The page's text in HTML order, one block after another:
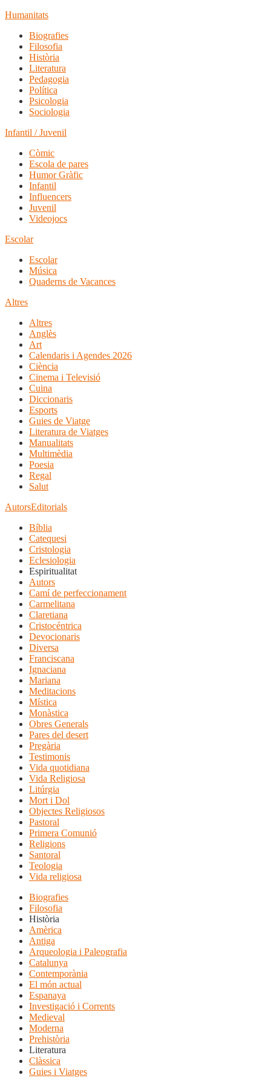
Humanitats
Biografies
Filosofia
Història
Literatura
Pedagogia
Política
Psicologia
Sociologia
Infantil / Juvenil
Còmic
Escola de pares
Humor Gràfic
Infantil
Influencers
Juvenil
Videojocs
Escolar
Escolar
Música
Quaderns de Vacances
Altres
Altres
Anglès
Art
Calendaris i Agendes 2026
Ciència
Cinema i Televisió
Cuina
Diccionaris
Esports
Guies de Viatge
Literatura de Viatges
Manualitats
Multimèdia
Poesia
Regal
Salut
AutorsEditorials
Bíblia
Catequesi
Cristologia
Eclesiologia
Espiritualitat
Autors
Camí de perfeccionament
Carmelitana
Claretiana
Cristocéntrica
Devocionaris
Diversa
Franciscana
Ignaciana
Mariana
Meditacions
Mística
Monàstica
Obres Generals
Pares del desert
Pregària
Testimonis
Vida quotidiana
Vida Religiosa
Litúrgia
Mort i Dol
Objectes Religiosos
Pastoral
Primera Comunió
Religions
Santoral
Teologia
Vida religiosa
Biografies
Filosofia
Història
Amèrica
Antiga
Arqueologia i Paleografia
Catalunya
Contemporània
El món actual
Espanaya
Investigació i Corrents
Medieval
Moderna
Prehistòria
Literatura
Clàssica
Guies i Viatges